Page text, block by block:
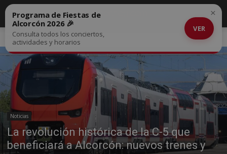
Inicio Noticias
Noticias
La revolución histórica de la C-5 que
beneficiará a Alcorcón: nuevos trenes y
Programa de Fiestas de
Alcorcón 2026 🎉
Consulta todos los conciertos,
actividades y horarios
VER
×